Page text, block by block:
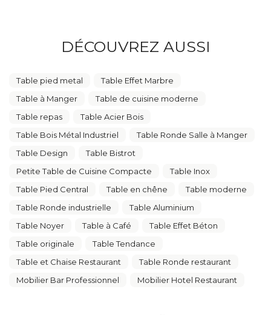
DÉCOUVREZ AUSSI
Table pied metal
Table Effet Marbre
Table à Manger
Table de cuisine moderne
Table repas
Table Acier Bois
Table Bois Métal Industriel
Table Ronde Salle à Manger
Table Design
Table Bistrot
Petite Table de Cuisine Compacte
Table Inox
Table Pied Central
Table en chêne
Table moderne
Table Ronde industrielle
Table Aluminium
Table Noyer
Table à Café
Table Effet Béton
Table originale
Table Tendance
Table et Chaise Restaurant
Table Ronde restaurant
Mobilier Bar Professionnel
Mobilier Hotel Restaurant